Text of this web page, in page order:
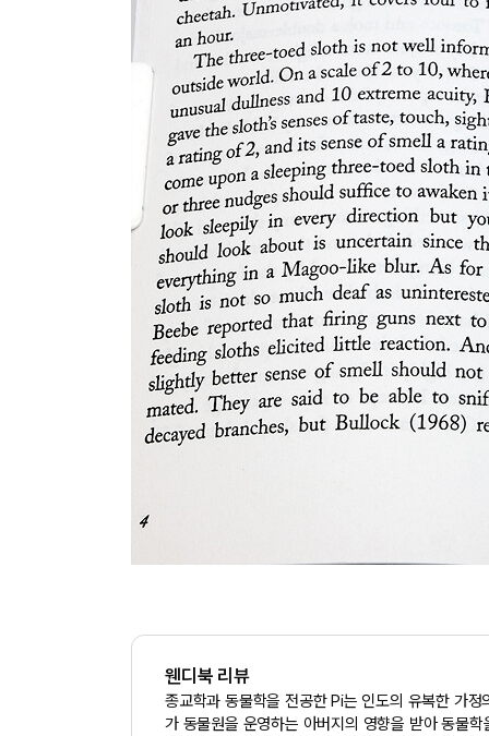
웬디북 리뷰
종교학과 동물학을 전공한 Pi는 인도의 유복한 가
가 동물원을 운영하는 아버지의 영향을 받아 동물